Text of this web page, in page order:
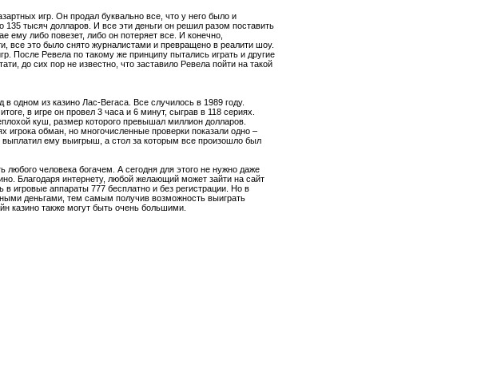
игр. Он продал буквально все, что у него было и
135 тысяч долларов. И все эти деньги он решил разом поставить
ему либо повезет, либо он потеряет все. И конечно,
все это было снято журналистами и превращено в реалити шоу.
После Ревела по такому же принципу пытались играть и другие
до сих пор не известно, что заставило Ревела пойти на такой
одном из казино Лас-Вегаса. Все случилось в 1989 году.
в игре он провел 3 часа и 6 минут, сыграв в 118 сериях.
куш, размер которого превышал миллион долларов.
игрока обман, но многочисленные проверки показали одно –
выплатил ему выигрыш, а стол за которым все произошло был
любого человека богачем. А сегодня для этого не нужно даже
Благодаря интернету, любой желающий может зайти на сайт
в игровые аппараты 777 бесплатно и без регистрации. Но в
деньгами, тем самым получив возможность выиграть
казино также могут быть очень большими.